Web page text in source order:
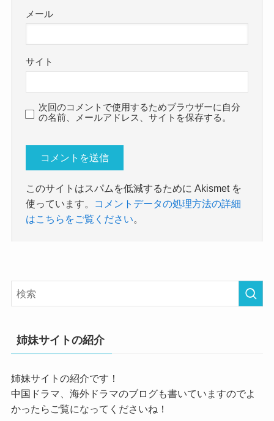
メール
サイト
次回のコメントで使用するためブラウザーに自分
の名前、メールアドレス、サイトを保存する。
このサイトはスパムを低減するために Akismet を
使っています。
コメントデータの処理方法の詳細
はこちらをご覧ください
姉妹サイトの紹介
姉妹サイトの紹介です！
中国ドラマ、海外ドラマのブログも書いていますのでよ
かったらご覧になってくださいね！